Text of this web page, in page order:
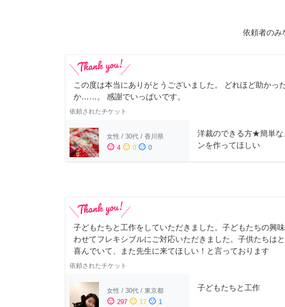
依頼者のみ
この度は本当にありがとうございました。 どれほど助かっ
か……。 感謝でいっぱいです。
依頼されたチケット
女性 / 30代 / 香川県
sentiment_satisfied 4 sentiment_neutral 0 sentiment_dissatisfied 0
洋裁のできる方★簡単な
ンを作ってほしい
子どもたちと工作をしていただきました。子どもたちの興
わせてフレキシブルにご対応いただきました。子供たちは
喜んでいて、また先生に来てほしい！と言っております
依頼されたチケット
女性 / 30代 / 東京都
sentiment_satisfied 297 sentiment_neutral 17 sentiment_dissatisfied 1
子どもたちと工作